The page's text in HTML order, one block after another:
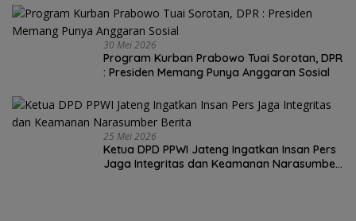
30 Mei 2026
Program Kurban Prabowo Tuai Sorotan, DPR
: Presiden Memang Punya Anggaran Sosial
25 Mei 2026
Ketua DPD PPWI Jateng Ingatkan Insan Pers
Jaga Integritas dan Keamanan Narasumber